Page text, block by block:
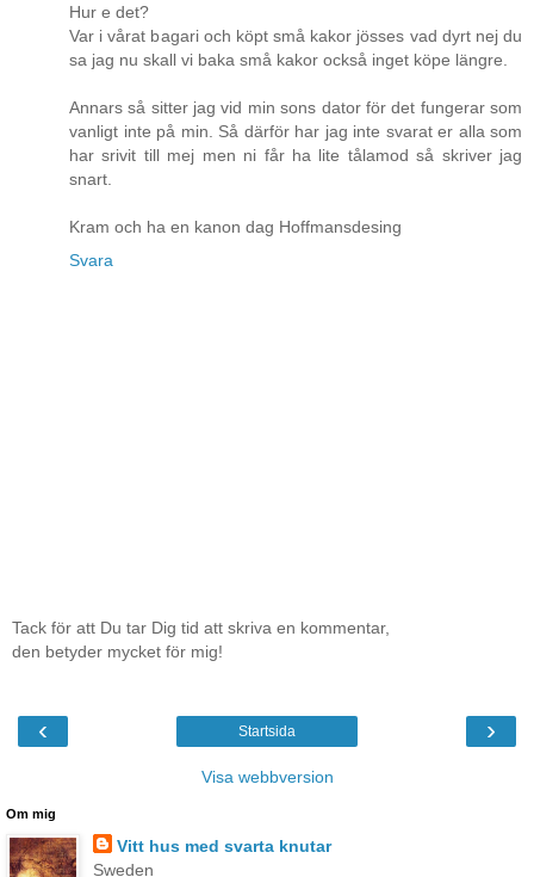
Hur e det?
Var i vårat bagari och köpt små kakor jösses vad dyrt nej du
sa jag nu skall vi baka små kakor också inget köpe längre.
Annars så sitter jag vid min sons dator för det fungerar som
vanligt inte på min. Så därför har jag inte svarat er alla som
har srivit till mej men ni får ha lite tålamod så skriver jag
snart.
Kram och ha en kanon dag Hoffmansdesing
Svara
Tack för att Du tar Dig tid att skriva en kommentar,
den betyder mycket för mig!
‹ ›
Startsida
Visa webbversion
Om mig
Vitt hus med svarta knutar
Sweden